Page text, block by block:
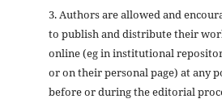
3. Authors are allowed and
to publish and distribute their
online (eg in institutional
or on their personal page) at any
before or during the editorial